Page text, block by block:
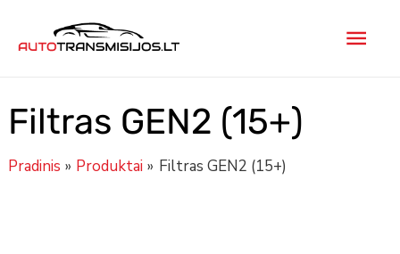
prie
Filtras GEN2 (15+)
Pradinis Produktai Filtras GEN2 (15+)